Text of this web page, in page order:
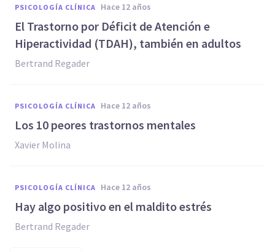
PSICOLOGÍA CLÍNICA hace 12 años
El Trastorno por Déficit de Atención e
Hiperactividad (TDAH), también en adultos
Bertrand Regader
PSICOLOGÍA CLÍNICA hace 12 años
Los 10 peores trastornos mentales
Xavier Molina
PSICOLOGÍA CLÍNICA hace 12 años
Hay algo positivo en el maldito estrés
Bertrand Regader